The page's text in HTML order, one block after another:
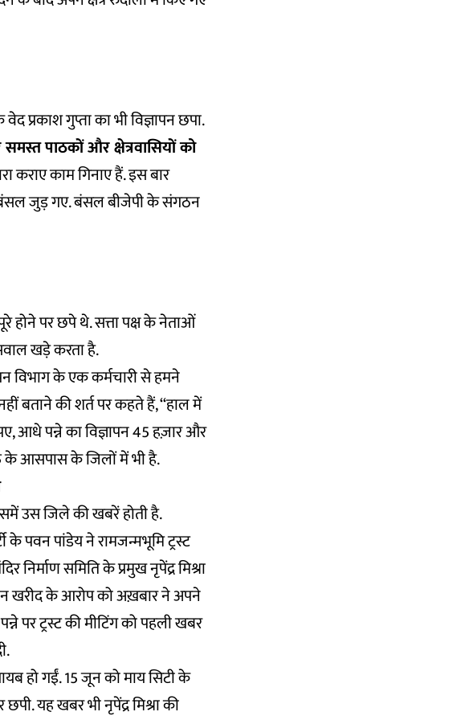
गुप्ता का भी विज्ञापन छपा.
पाठकों और क्षेत्रवासियों को
कराए काम गिनाए हैं. इस बार
बंसल जुड़ गए. बंसल बीजेपी के संगठन
पर छपे थे. सत्ता पक्ष के नेताओं
खड़े करता है.
विभाग के एक कर्मचारी से हमने
बताने की शर्त पर कहते हैं, ‘‘हाल में
आधे पन्ने का विज्ञापन 45 हज़ार और
के आसपास के जिलों में भी है.
उस जिले की खबरें होती है.
पवन पांडेय ने रामजन्मभूमि ट्रस्ट
निर्माण समिति के प्रमुख नृपेंद्र मिश्रा
खरीद के आरोप को अख़बार ने अपने
पर ट्रस्ट की मीटिंग को पहली खबर
हो गईं. 15 जून को माय सिटी के
यह खबर भी नृपेंद्र मिश्रा की